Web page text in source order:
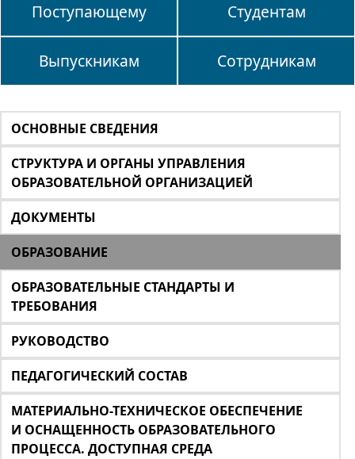
Поступающему Студентам
Выпускникам Сотрудникам
ОСНОВНЫЕ СВЕДЕНИЯ
СТРУКТУРА И ОРГАНЫ УПРАВЛЕНИЯ
ОБРАЗОВАТЕЛЬНОЙ ОРГАНИЗАЦИЕЙ
ДОКУМЕНТЫ
ОБРАЗОВАНИЕ
ОБРАЗОВАТЕЛЬНЫЕ СТАНДАРТЫ И
ТРЕБОВАНИЯ
РУКОВОДСТВО
ПЕДАГОГИЧЕСКИЙ СОСТАВ
МАТЕРИАЛЬНО-ТЕХНИЧЕСКОЕ ОБЕСПЕЧЕНИЕ
И ОСНАЩЕННОСТЬ ОБРАЗОВАТЕЛЬНОГО
ПРОЦЕССА. ДОСТУПНАЯ СРЕДА